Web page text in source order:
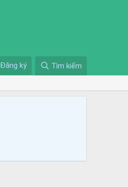
Đăng ký Tìm kiếm